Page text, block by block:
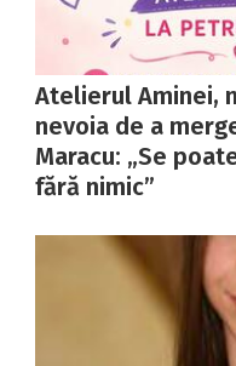
Atelierul Aminei,
nevoia de a
Maracu: „Se
fără nimic”